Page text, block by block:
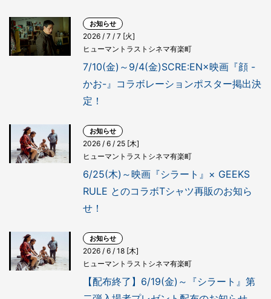
お知らせ
2026 / 7 / 7 [火]
ヒューマントラストシネマ有楽町
7/10(金)～9/4(金)SCRE:EN×映画『顔 -
かお-』コラボレーションポスター掲出決
定！
お知らせ
2026 / 6 / 25 [木]
ヒューマントラストシネマ有楽町
6/25(木)～映画『シラート』× GEEKS
RULE とのコラボTシャツ再販のお知ら
せ！
お知らせ
2026 / 6 / 18 [木]
ヒューマントラストシネマ有楽町
【配布終了】6/19(金)～『シラート』第